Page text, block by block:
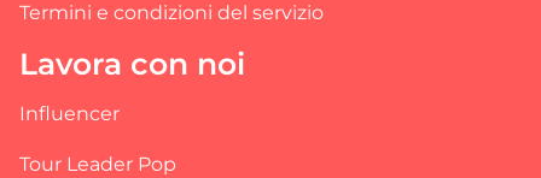
Termini e condizioni del servizio
Lavora con noi
Influencer
Tour Leader Pop